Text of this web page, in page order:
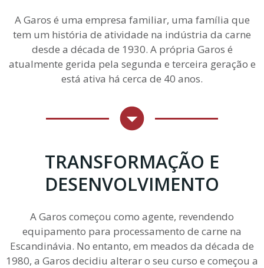
A Garos é uma empresa familiar, uma família que
tem um história de atividade na indústria da carne
desde a década de 1930. A própria Garos é
atualmente gerida pela segunda e terceira geração e
está ativa há cerca de 40 anos.
TRANSFORMAÇÃO E
DESENVOLVIMENTO
A Garos começou como agente, revendendo
equipamento para processamento de carne na
Escandinávia. No entanto, em meados da década de
1980, a Garos decidiu alterar o seu curso e começou a